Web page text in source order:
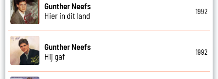
Gunther Neefs
Hier in dit land
1992
Gunther Neefs
Hij gaf
1992